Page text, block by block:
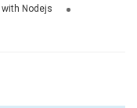
with Nodejs